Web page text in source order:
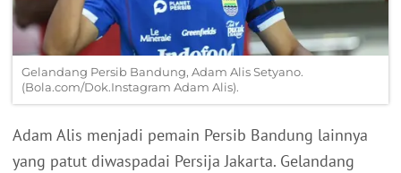
Gelandang Persib Bandung, Adam Alis Setyano.
(Bola.com/Dok.Instagram Adam Alis).
Adam Alis menjadi pemain Persib Bandung lainnya
yang patut diwaspadai Persija Jakarta. Gelandang